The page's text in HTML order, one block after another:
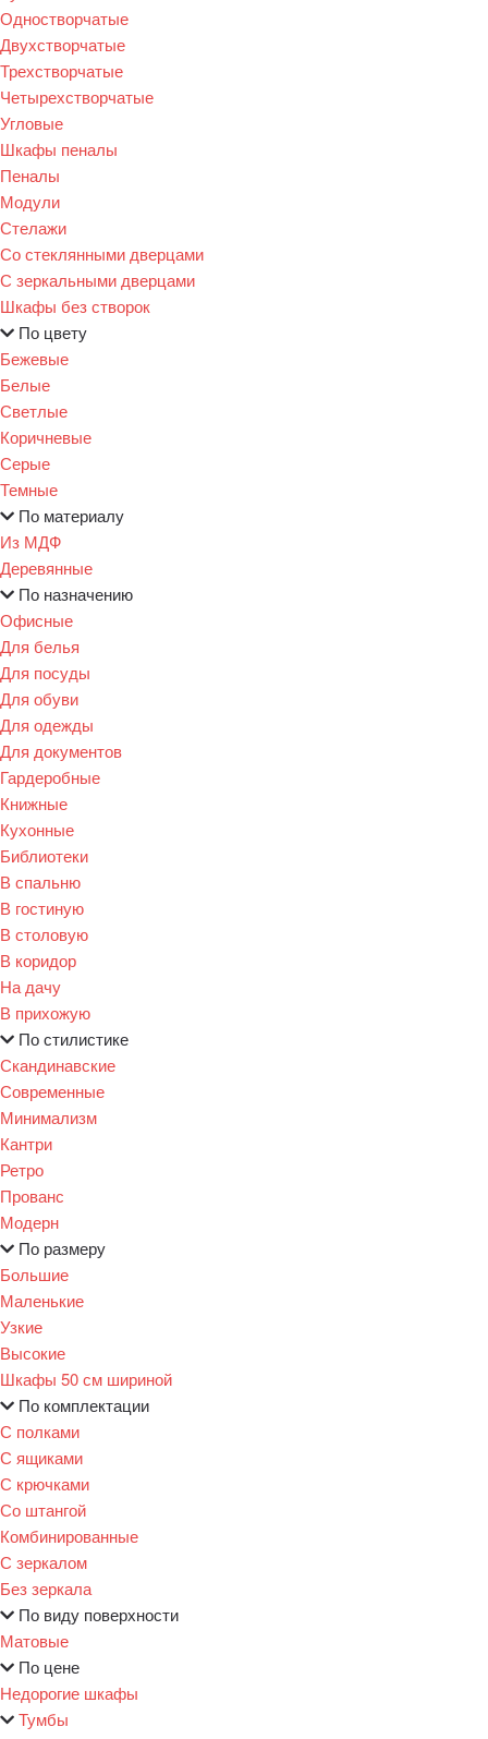
Одностворчатые
Двухстворчатые
Трехстворчатые
Четырехстворчатые
Угловые
Шкафы пеналы
Пеналы
Модули
Стелажи
Со стеклянными дверцами
С зеркальными дверцами
Шкафы без створок
По цвету
Бежевые
Белые
Светлые
Коричневые
Серые
Темные
По материалу
Из МДФ
Деревянные
По назначению
Офисные
Для белья
Для посуды
Для обуви
Для одежды
Для документов
Гардеробные
Книжные
Кухонные
Библиотеки
В спальню
В гостиную
В столовую
В коридор
На дачу
В прихожую
По стилистике
Скандинавские
Современные
Минимализм
Кантри
Ретро
Прованс
Модерн
По размеру
Большие
Маленькие
Узкие
Высокие
Шкафы 50 см шириной
По комплектации
С полками
С ящиками
С крючками
Со штангой
Комбинированные
С зеркалом
Без зеркала
По виду поверхности
Матовые
По цене
Недорогие шкафы
Тумбы